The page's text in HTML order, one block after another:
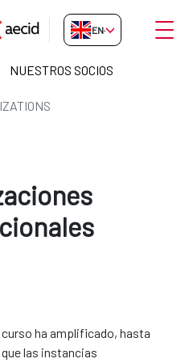
EN-GB
NUESTROS SOCIOS
ha amplificado, hasta
las instancias